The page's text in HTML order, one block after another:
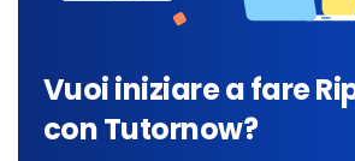
Vuoi iniziare a fare
con Tutornow?